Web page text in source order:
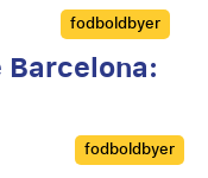
Categories
fodboldbyer
Categories
fodboldbyer